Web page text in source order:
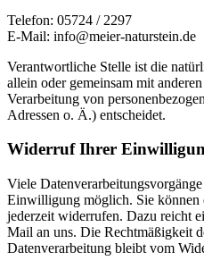
Telefon: 05724 / 2297
E-Mail: info@meier-naturstein.de
Verantwortliche Stelle ist die
allein oder gemeinsam mit
Verarbeitung von
Adressen o. Ä.) entscheidet.
Widerruf Ihrer
Viele
Einwilligung möglich. Sie
jederzeit widerrufen. Dazu reicht
Mail an uns. Die Rechtmäßigkeit
Datenverarbeitung bleibt vom